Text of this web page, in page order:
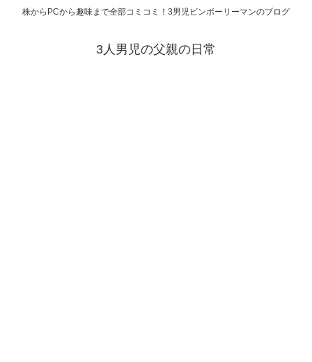
株からPCから趣味まで全部コミコミ！3男児ビンボーリーマンのブログ
3人男児の父親の日常